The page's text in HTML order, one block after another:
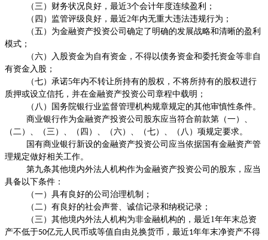
（三）财务状况良好，最近3个会计年度连续盈利；
（四）监管评级良好，最近2年内无重大违法违规行为；
（五）为金融资产投资公司确定了明确的发展战略和清晰的盈利
模式；
（六）入股资金为自有资金，不得以债务资金和委托资金等非自
有资金入股；
（七）承诺5年内不转让所持有的股权，不将所持有的股权进行
质押或设立信托，并在金融资产投资公司章程中载明；
（八）国务院银行业监督管理机构规章规定的其他审慎性条件。
商业银行作为金融资产投资公司股东应当符合前款第（一）、
（二）、（三）、（四）、（六）、（七）、（八）项规定要求。
国有商业银行新设的金融资产投资公司应当依据国有金融资产管
理规定做好相关工作。
第九条其他境内外法人机构作为金融资产投资公司的股东，应当
具备以下条件：
（一）具有良好的公司治理机制；
（二）有良好的社会声誉、诚信记录和纳税记录；
（三）其他境内外法人机构为非金融机构的，最近1年年末总资
产不低于50亿元人民币或等值自由兑换货币，最近1年年末净资产不得